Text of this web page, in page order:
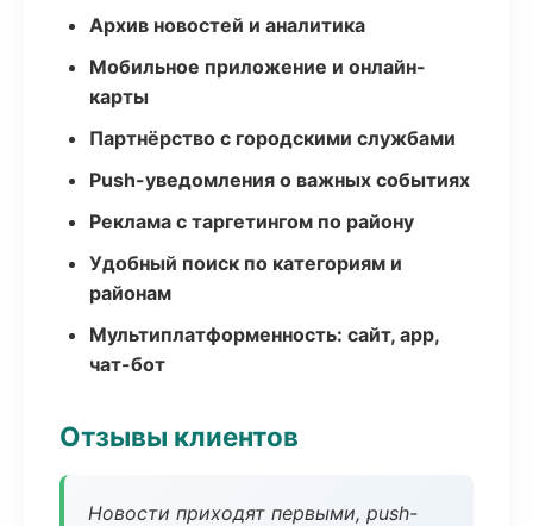
Архив новостей и аналитика
Мобильное приложение и онлайн-
карты
Партнёрство с городскими службами
Push-уведомления о важных событиях
Реклама с таргетингом по району
Удобный поиск по категориям и
районам
Мультиплатформенность: сайт, app,
чат-бот
Отзывы клиентов
Новости приходят первыми, push-